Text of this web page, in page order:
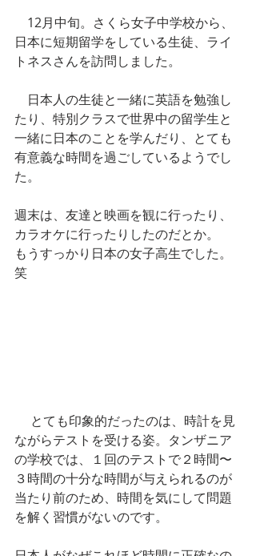
12月中旬。さくら女子中学校から、
日本に短期留学をしている生徒、ライ
トネスさんを訪問しました。
日本人の生徒と一緒に英語を勉強し
たり、特別クラスで世界中の留学生と
一緒に日本のことを学んだり、とても
有意義な時間を過ごしているようでし
た。
週末は、友達と映画を観に行ったり、
カラオケに行ったりしたのだとか。
もうすっかり日本の女子高生でした。
笑
ながらテストを受ける姿。タンザニア
の学校では、１回のテストで２時間〜
３時間の十分な時間が与えられるのが
当たり前のため、時間を気にして問題
を解く習慣がないのです。